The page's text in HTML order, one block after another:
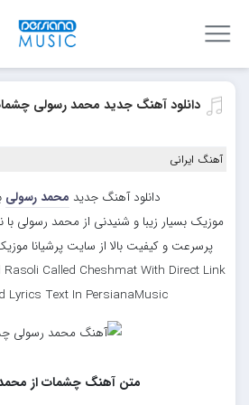
دانلود آهنگ جدید محمد رسولی
آهنگ ایرانی
دانلود آهنگ جدید محمد رسولی
موزیک بسیار زیبا و شنیدنی از محمد رسولی
پرسرعت و کیفیت بالا از سایت پرشیانا
Called Cheshmat With Direct Link
Lyrics Text In PersianaMusic
متن آهنگ چشمات از